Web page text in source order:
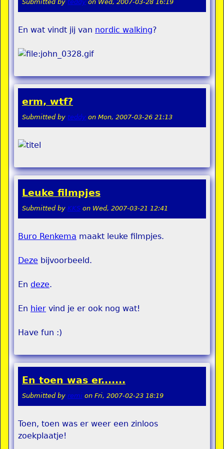
Submitted by teddy on Wed, 2007-03-28 16:19
En wat vindt jij van nordic walking?
erm, wtf?
Submitted by teddy on Mon, 2007-03-26 21:13
Leuke filmpjes
Submitted by KKS on Wed, 2007-03-21 12:41
Buro Renkema maakt leuke filmpjes.
Deze bijvoorbeeld.
En deze.
En hier vind je er ook nog wat!
Have fun :)
En toen was er.......
Submitted by remi on Fri, 2007-02-23 18:19
Toen, toen was er weer een zinloos
zoekplaatje!